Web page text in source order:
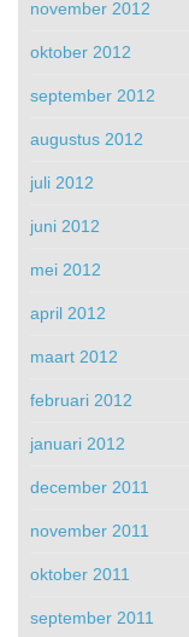
november 2012
oktober 2012
september 2012
augustus 2012
juli 2012
juni 2012
mei 2012
april 2012
maart 2012
februari 2012
januari 2012
december 2011
november 2011
oktober 2011
september 2011